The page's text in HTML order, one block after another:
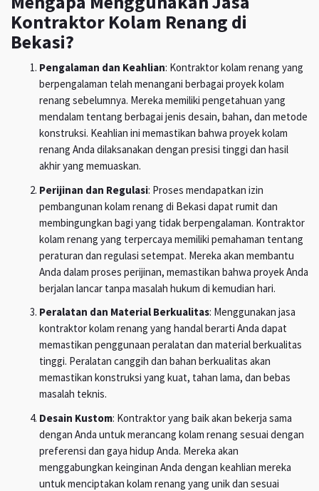
Kontraktor Kolam Renang di
Bekasi?
Pengalaman dan Keahlian: Kontraktor kolam renang yang
berpengalaman telah menangani berbagai proyek kolam
renang sebelumnya. Mereka memiliki pengetahuan yang
mendalam tentang berbagai jenis desain, bahan, dan metode
konstruksi. Keahlian ini memastikan bahwa proyek kolam
renang Anda dilaksanakan dengan presisi tinggi dan hasil
akhir yang memuaskan.
Perijinan dan Regulasi: Proses mendapatkan izin
pembangunan kolam renang di Bekasi dapat rumit dan
membingungkan bagi yang tidak berpengalaman. Kontraktor
kolam renang yang terpercaya memiliki pemahaman tentang
peraturan dan regulasi setempat. Mereka akan membantu
Anda dalam proses perijinan, memastikan bahwa proyek Anda
berjalan lancar tanpa masalah hukum di kemudian hari.
Peralatan dan Material Berkualitas: Menggunakan jasa
kontraktor kolam renang yang handal berarti Anda dapat
memastikan penggunaan peralatan dan material berkualitas
tinggi. Peralatan canggih dan bahan berkualitas akan
memastikan konstruksi yang kuat, tahan lama, dan bebas
masalah teknis.
Desain Kustom: Kontraktor yang baik akan bekerja sama
dengan Anda untuk merancang kolam renang sesuai dengan
preferensi dan gaya hidup Anda. Mereka akan
menggabungkan keinginan Anda dengan keahlian mereka
untuk menciptakan kolam renang yang unik dan sesuai